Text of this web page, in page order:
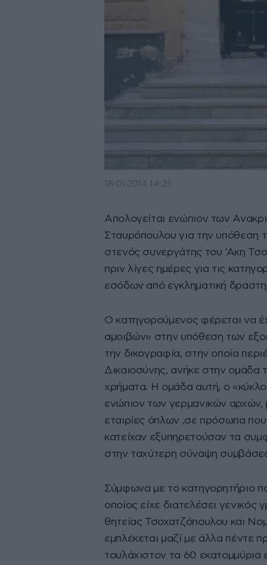
18·01·2014 14:23
Απολογείται ενώπιον των
Σταυρόπουλου για την υπόθεση
στενός συνεργάτης του ‘Ακη
πριν λίγες ημέρες για τις
εσόδων από εγκληματική
Ο κατηγορούμενος φέρεται να
αμοιβών» στην υπόθεση των
την δικογραφία, στην οποία
Δικαιοσύνης, ανήκε στην ομάδα
χρήματα. Η ομάδα αυτή, ο
ενώπιον των γερμανικών αρχών,
εταιρίες όπλων ,σε πρόσωπα
κατείχαν εξυπηρετούσαν τα
στην ταχύτερη σύναψη
Σύμφωνα με το κατηγορητήριο
οποίος είχε διατελέσει
θητείας Τσοχατζόπουλου και
εμπλέκεται μαζί με άλλα πέντε
τουλάχιστον τα 60 εκατομμύρια